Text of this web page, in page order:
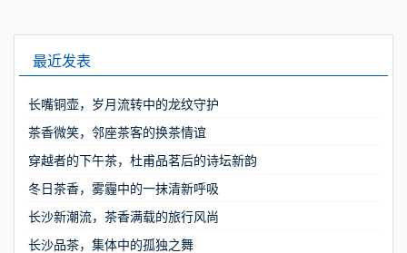
最近发表
长嘴铜壶，岁月流转中的龙纹守护
茶香微笑，邻座茶客的换茶情谊
穿越者的下午茶，杜甫品茗后的诗坛新韵
冬日茶香，雾霾中的一抹清新呼吸
长沙新潮流，茶香满载的旅行风尚
长沙品茶，集体中的孤独之舞